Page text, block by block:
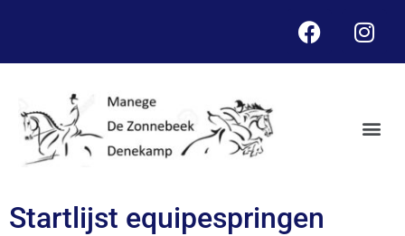
Startlijst equipespringen